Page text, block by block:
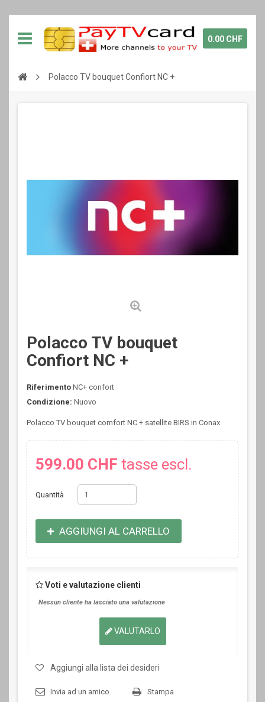
0.00 CHF
Polacco TV bouquet Confiort NC +
Polacco TV bouquet
Confiort NC +
Riferimento NC+ confort
Condizione: Nuovo
Polacco TV bouquet comfort NC + satellite BIRS in Conax
599.00 CHF tasse escl.
Quantità
AGGIUNGI AL CARRELLO
Voti e valutazione clienti
Nessun cliente ha lasciato una valutazione
VALUTARLO
Aggiungi alla lista dei desideri
Invia ad un amico Stampa